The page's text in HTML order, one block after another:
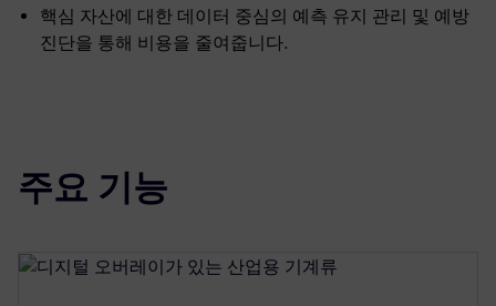
핵심 자산에 대한 데이터 중심의 예측 유지 관리 및 예방
진단을 통해 비용을 줄여줍니다.
주요 기능